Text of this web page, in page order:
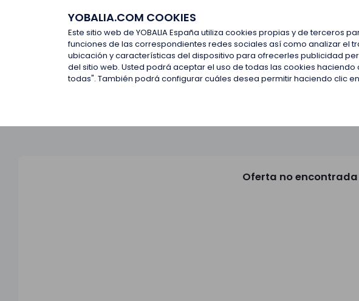
YOBALIA.COM COOKIES
Este sitio web de YOBALIA España utiliza cookies propias y de
funciones de las correspondientes redes sociales así como analizar el
ubicación y características del dispositivo para ofrecerles publicidad
del sitio web. Usted podrá aceptar el uso de todas las cookies
todas". También podrá configurar cuáles desea permitir haciendo clic
Últimas ofertas
Últimas ofertas
Oferta no